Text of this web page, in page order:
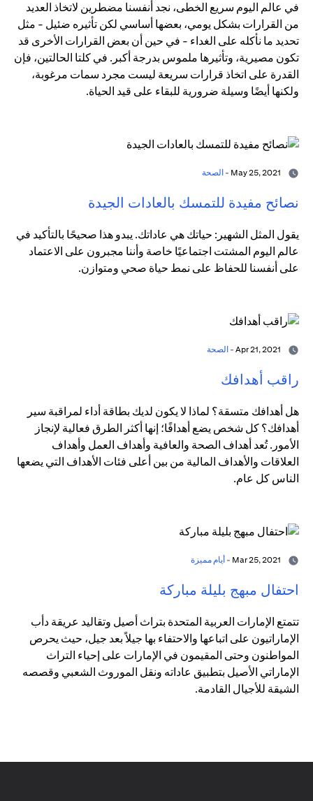
في عالم اليوم سريع الخطى، نجد أنفسنا مضطرين لاتخاذ العديد
من القرارات بشكل يومي، بعضها أساسي لكن تأثيره ضئيل - مثل
تحديد ما نأكله على الغداء - في حين أن بعض القرارات الأخرى قد
تكون مصيرية، وتأثيرها ملموس بدرجة أكبر. في كلتا الحالتين، فإن
القدرة على اتخاذ قرارات سريعة ليست مجرد سمات مرغوبة،
ولكنها أيضًا وسيلة ضرورية للبقاء على قيد الحياة.
الصحة
نصائح مفيدة للتمسك بالعادات الجيدة
يقول المثل الشهير: حياتك هي عاداتك. يبدو هذا صحيحًا بالتأكيد في
عالم اليوم المشتت اجتماعيًا خاصة وأننا مجبرون على الاعتماد
على أنفسنا للحفاظ على نمط حياة صحي ومتوازن.
الصحة
راقب أهدافك
هل أهدافك متسقة؟ لماذا لا يكون لديك بطاقة أداء لمراقبة سير
أهدافك؟ كل شخص يضع أهدافًا؛ إنها أكثر الطرق فعالية لإنجاز
الأمور. تُعد أهداف الصحة والعافية وأهداف العمل وأهداف
العلاقات والأهداف المالية من بين أعلى فئات الأهداف التي يضعها
الناس كل عام.
أيام مميزة
احتفال مبهج بليلة مباركة
تتمتع الإمارات العربية المتحدة بتراث أصيل وتقاليد عريقة دأب
الإماراتيون على اتباعها والاحتفاء بها جيلاً بعد جيل، حيث يحرص
المواطنون وحتى المقيمون في الإمارات على إحياء التراث
الإماراتي الأصيل بتطبيق عاداته ونقل الموروث الشعبي وقصصه
الشيقة للأجيال القادمة.